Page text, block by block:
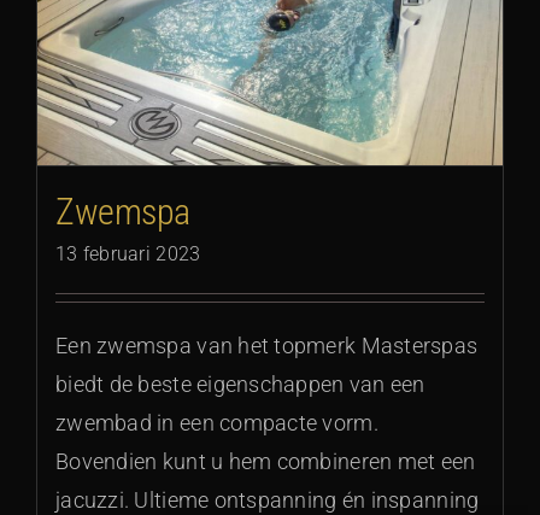
Zwemspa
13 februari 2023
Een zwemspa van het topmerk Masterspas
biedt de beste eigenschappen van een
zwembad in een compacte vorm.
Bovendien kunt u hem combineren met een
jacuzzi. Ultieme ontspanning én inspanning